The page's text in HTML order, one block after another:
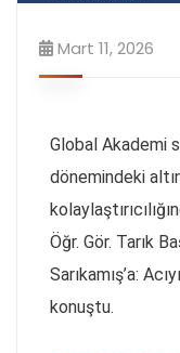
Mart 11, 2026
Global Akademi
dönemindeki
Öğr. Gör. Tarık
Sarıkamış’a:
konuştu.